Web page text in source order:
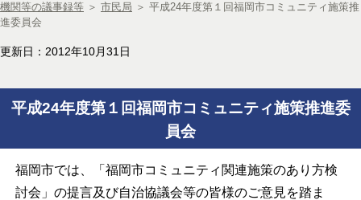
機関等の議事録等 ＞ 市民局 ＞ 平成24年度第１回福岡市コミュニティ施策推
進委員会
更新日：2012年10月31日
平成24年度第１回福岡市コミュニティ施策推進委
員会
福岡市では、「福岡市コミュニティ関連施策のあり方検
討会」の提言及び自治協議会等の皆様のご意見を踏ま